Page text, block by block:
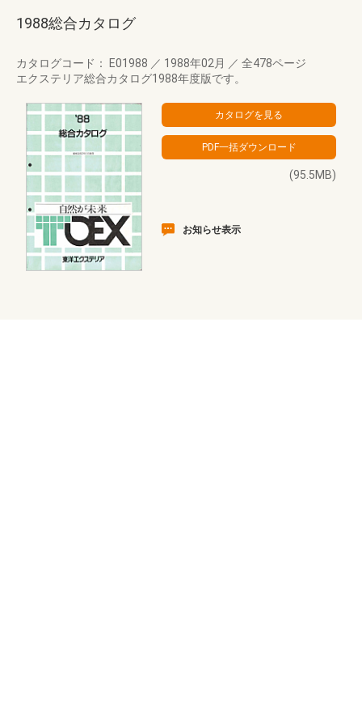
1988総合カタログ
カタログコード： E01988 ／ 1988年02月 ／ 全478ページ
エクステリア総合カタログ1988年度版です。
(95.5MB)
お知らせ表示